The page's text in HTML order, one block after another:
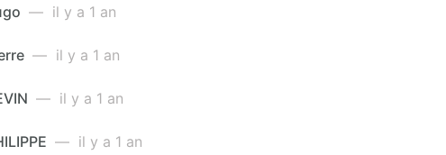
— il y a 1 an
— il y a 1 an
— il y a 1 an
— il y a 1 an